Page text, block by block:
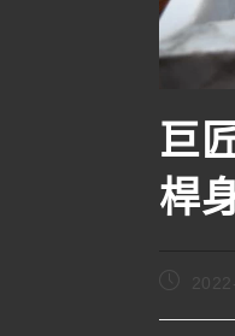
巨
桿